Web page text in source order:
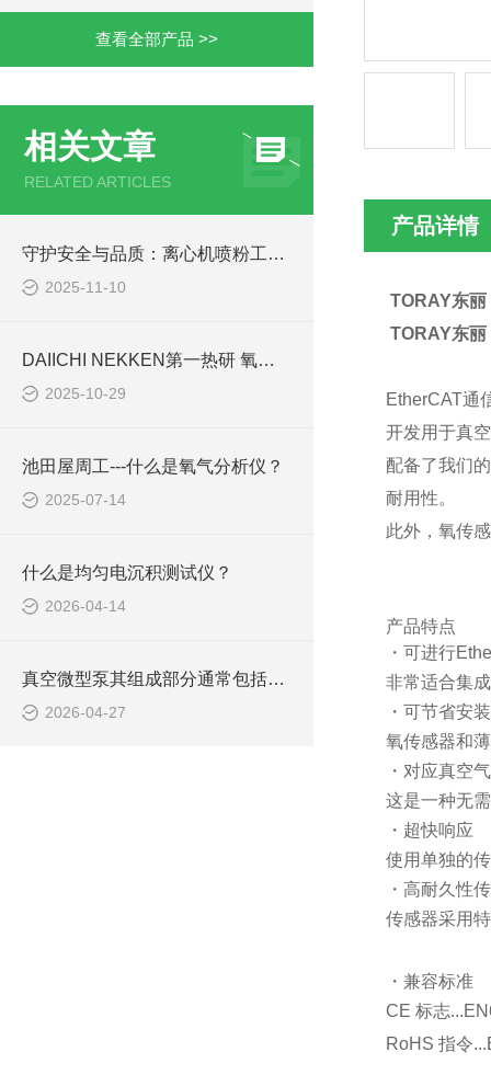
查看全部产品 >>
相关文章
RELATED ARTICLES
守护安全与品质：离心机喷粉工艺中氧气分析仪的关键作用与操作规程
2025-11-10
DAIICHI NEKKEN第一热研 氧气分析仪：工业生产中的“氧气卫士“
2025-10-29
池田屋周工---什么是氧气分析仪？
2025-07-14
什么是均匀电沉积测试仪？
2026-04-14
真空微型泵其组成部分通常包括以下几个核心模块
2026-04-27
产品详情
TORAY东
TORAY东
EtherCAT通
开发用于真
配备了我们
耐用性。
此外，氧传
产品特点
・可进行
非常适合集
・可节省安
氧传感器和
・对应真空
这是一种无
・超快响应
使用单独的
・高耐久性
传感器采用
・兼容标准
CE 标志
RoHS 指令